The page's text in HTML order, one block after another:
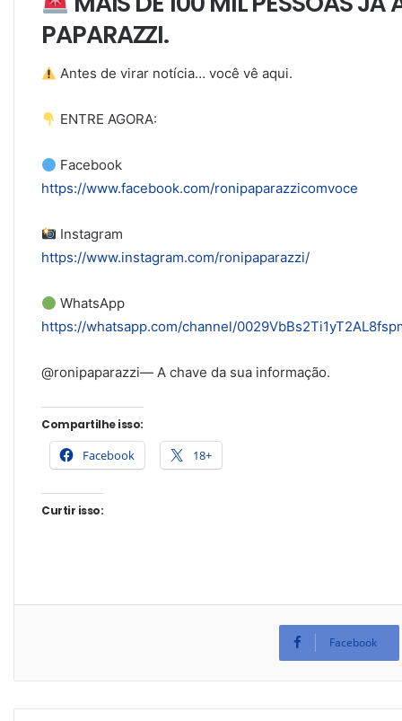
PAPARAZZI.
Antes de virar notícia… você vê aqui.
ENTRE AGORA:
Facebook
https://www.facebook.com/ronipaparazzicomvoce
Instagram
https://www.instagram.com/ronipaparazzi/
WhatsApp
https://whatsapp.com/channel/
@ronipaparazzi— A chave da sua informação.
Compartilhe isso:
Facebook 18+
Curtir isso:
Facebook